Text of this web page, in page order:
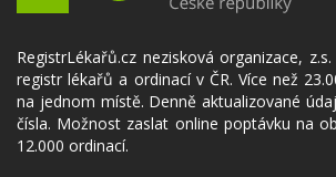
RegistrLékařů.cz nezisková organizace,
registr lékařů a ordinací v ČR. Více než
na jednom místě. Denně aktualizované
čísla. Možnost zaslat online poptávku na
12.000 ordinací.